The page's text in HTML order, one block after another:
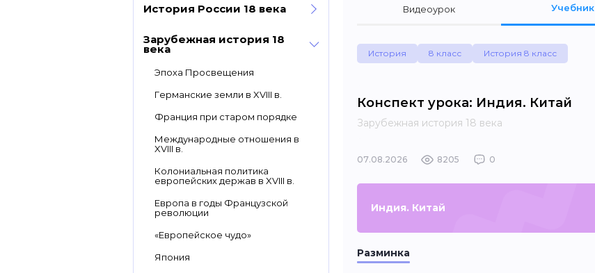
История России 18 века
Зарубежная история 18
века
Эпоха Просвещения
Германские земли в XVIII в.
Франция при старом порядке
Международные отношения в
XVIII в.
Колониальная политика
европейских держав в XVIII в.
Европа в годы Французской
революции
«Европейское чудо»
Япония
Видеоурок Учебник
История 8 класс История 8 класс
Конспект урока: Индия. Китай
Зарубежная история 18 века
07.08.2026 8205 0
Индия. Китай
Разминка